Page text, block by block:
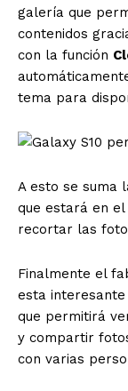
galería que
contenidos
con la función
tema para
A esto se suma
que estará en el
recortar las
Finalmente el
esta
que permitirá
y compartir
con varias